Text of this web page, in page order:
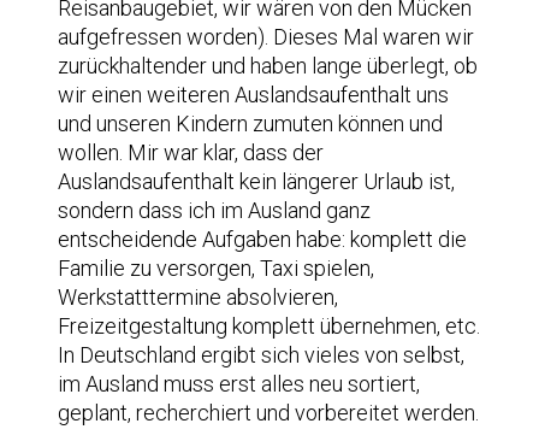
Reisanbaugebiet, wir wären von den Mücken
aufgefressen worden). Dieses Mal waren wir
zurückhaltender und haben lange überlegt, ob
wir einen weiteren Auslandsaufenthalt uns
und unseren Kindern zumuten können und
wollen. Mir war klar, dass der
Auslandsaufenthalt kein längerer Urlaub ist,
sondern dass ich im Ausland ganz
entscheidende Aufgaben habe: komplett die
Familie zu versorgen, Taxi spielen,
Werkstatttermine absolvieren,
Freizeitgestaltung komplett übernehmen, etc.
In Deutschland ergibt sich vieles von selbst,
im Ausland muss erst alles neu sortiert,
geplant, recherchiert und vorbereitet werden.